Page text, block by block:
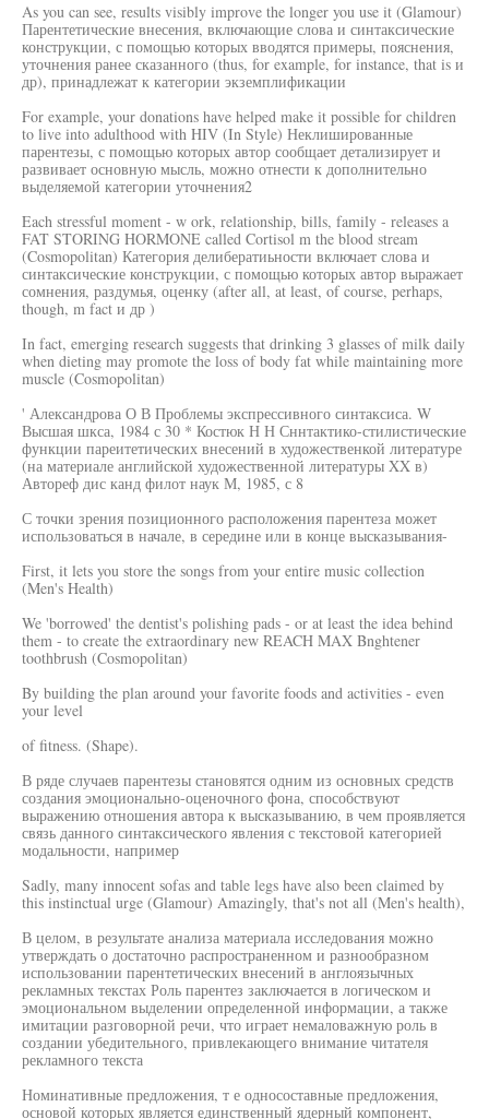
As you can see, results visibly improve the longer you use it (Glamour)
Парентетические внесения, включающие слова и синтаксические
конструкции, с помощью которых вводятся примеры, пояснения,
уточнения ранее сказанного (thus, for example, for instance, that is и
др), принадлежат к категории экземплификации
For example, your donations have helped make it possible for children
to live into adulthood with HIV (In Style) Неклишированные
парентезы, с помощью которых автор сообщает детализирует и
развивает основную мысль, можно отнести к дополнительно
выделяемой категории уточнения2
Each stressful moment - w ork, relationship, bills, family - releases a
FAT STORING HORMONE called Cortisol m the blood stream
(Cosmopolitan) Категория делибератиьности включает слова и
синтаксические конструкции, с помощью которых автор выражает
сомнения, раздумья, оценку (after all, at least, of course, perhaps,
though, m fact и др )
In fact, emerging research suggests that drinking 3 glasses of milk daily
when dieting may promote the loss of body fat while maintaining more
muscle (Cosmopolitan)
' Александрова О В Проблемы экспрессивного синтаксиса. W
Высшая шкса, 1984 с 30 * Костюк Н Н Сннтактико-стилистические
функции пареитетических внесений в художественкой литературе
(на материале английской художественной литературы XX в)
Автореф дис канд филот наук М, 1985, с 8
С точки зрения позиционного расположения парентеза может
использоваться в начале, в середине или в конце высказывания-
First, it lets you store the songs from your entire music collection
(Men's Health)
We 'borrowed' the dentist's polishing pads - or at least the idea behind
them - to create the extraordinary new REACH MAX Bnghtener
toothbrush (Cosmopolitan)
By building the plan around your favorite foods and activities - even
your level
of fitness. (Shape).
В ряде случаев парентезы становятся одним из основных средств
создания эмоционально-оценочного фона, способствуют
выражению отношения автора к высказыванию, в чем проявляется
связь данного синтаксического явления с текстовой категорией
модальности, например
Sadly, many innocent sofas and table legs have also been claimed by
this instinctual urge (Glamour) Amazingly, that's not all (Men's health),
В целом, в результате анализа материала исследования можно
утверждать о достаточно распространенном и разнообразном
использовании парентетических внесений в англоязычных
рекламных текстах Роль парентез заключается в логическом и
эмоциональном выделении определенной информации, а также
имитации разговорной речи, что играет немаловажную роль в
создании убедительного, привлекающего внимание читателя
рекламного текста
Номинативные предложения, т е односоставные предложения,
основой которых является единственный ядерный компонент,